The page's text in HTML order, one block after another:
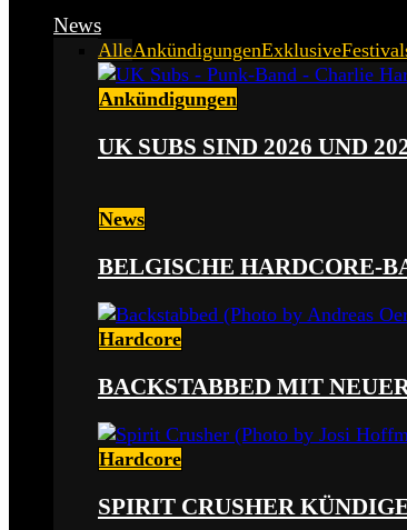
News
AlleAnkündigungenExklusive
Ankündigungen
UK SUBS SIND 2026 UND
News
BELGISCHE HARDCORE-
Hardcore
BACKSTABBED MIT
Hardcore
SPIRIT CRUSHER